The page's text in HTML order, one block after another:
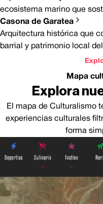
ecosistema marino que
Casona de Garatea
Arquitectura histórica que
barrial y patrimonio local
Mapa
Explora
El mapa de Culturalismo
experiencias culturales
forma